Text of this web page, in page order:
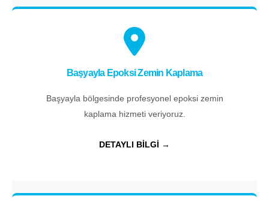
Başyayla Epoksi Zemin Kaplama
Başyayla bölgesinde profesyonel epoksi zemin
kaplama hizmeti veriyoruz.
DETAYLI BİLGİ →